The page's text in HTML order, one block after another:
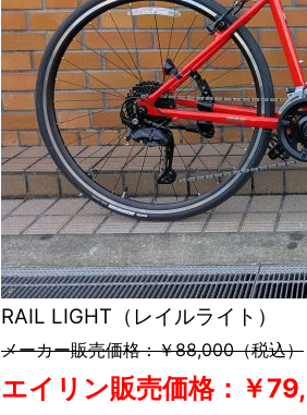
RAIL LIGHT（レイルライト）
メーカー販売価格：￥88,000（税込）
エイリン販売価格：￥